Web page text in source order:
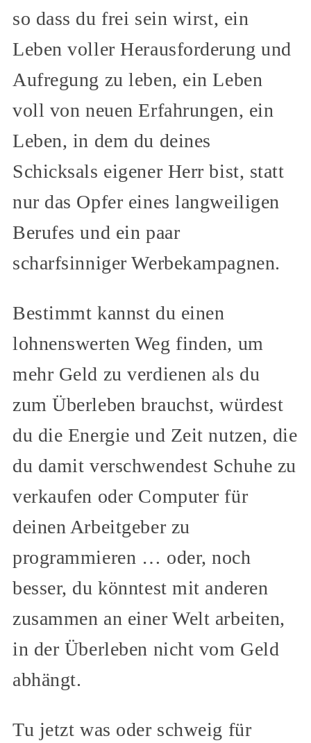
so dass du frei sein wirst, ein
Leben voller Herausforderung und
Aufregung zu leben, ein Leben
voll von neuen Erfahrungen, ein
Leben, in dem du deines
Schicksals eigener Herr bist, statt
nur das Opfer eines langweiligen
Berufes und ein paar
scharfsinniger Werbekampagnen.
Bestimmt kannst du einen
lohnenswerten Weg finden, um
mehr Geld zu verdienen als du
zum Überleben brauchst, würdest
du die Energie und Zeit nutzen, die
du damit verschwendest Schuhe zu
verkaufen oder Computer für
deinen Arbeitgeber zu
programmieren … oder, noch
besser, du könntest mit anderen
zusammen an einer Welt arbeiten,
in der Überleben nicht vom Geld
abhängt.
Tu jetzt was oder schweig für